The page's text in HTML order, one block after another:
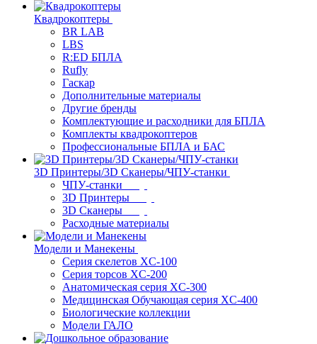
Квадрокоптеры
BR LAB
LBS
R:ED БПЛА
Rufly
Гаскар
Дополнительные материалы
Другие бренды
Комплектующие и расходники для БПЛА
Комплекты квадрокоптеров
Профессиональные БПЛА и БАС
3D Принтеры/3D Сканеры/ЧПУ-станки
ЧПУ-станки
3D Принтеры
3D Сканеры
Расходные материалы
Модели и Манекены
Серия скелетов XC-100
Серия торсов XC-200
Анатомическая серия XC-300
Медицинская Обучающая серия XC-400
Биологические коллекции
Модели ГАЛО